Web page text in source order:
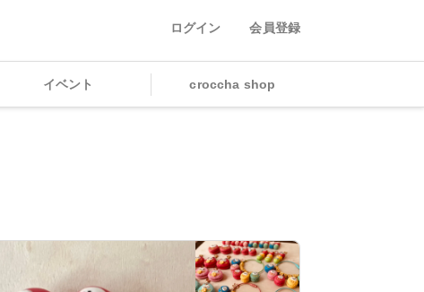
ログイン 会員登録
イベント croccha shop